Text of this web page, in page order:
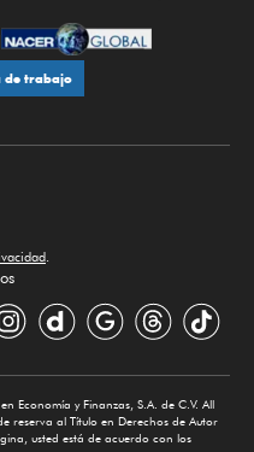
de trabajo
.
Economía y Finanzas, S.A. de C.V. All
reserva al Título en Derechos de Autor
usted está de acuerdo con los